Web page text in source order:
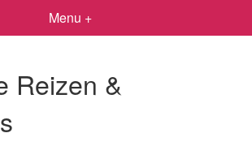
Menu +
Reizen &